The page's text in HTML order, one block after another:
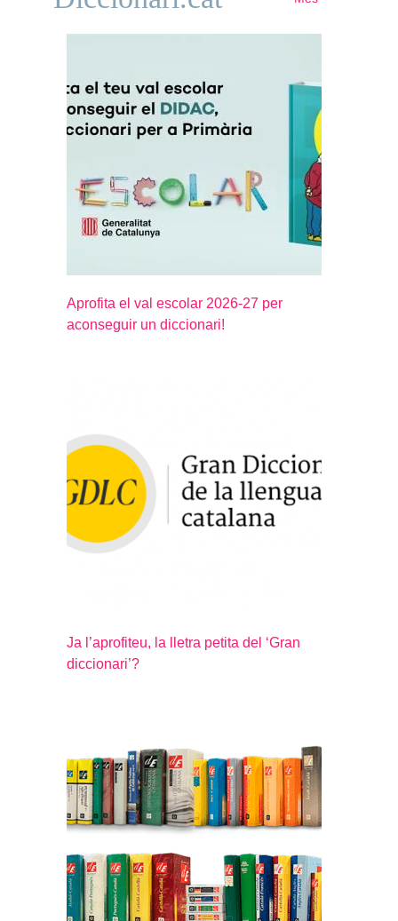
Aprofita el val escolar 2026-27 per
aconseguir un diccionari!
Ja l’aprofiteu, la lletra petita del ‘Gran
diccionari’?